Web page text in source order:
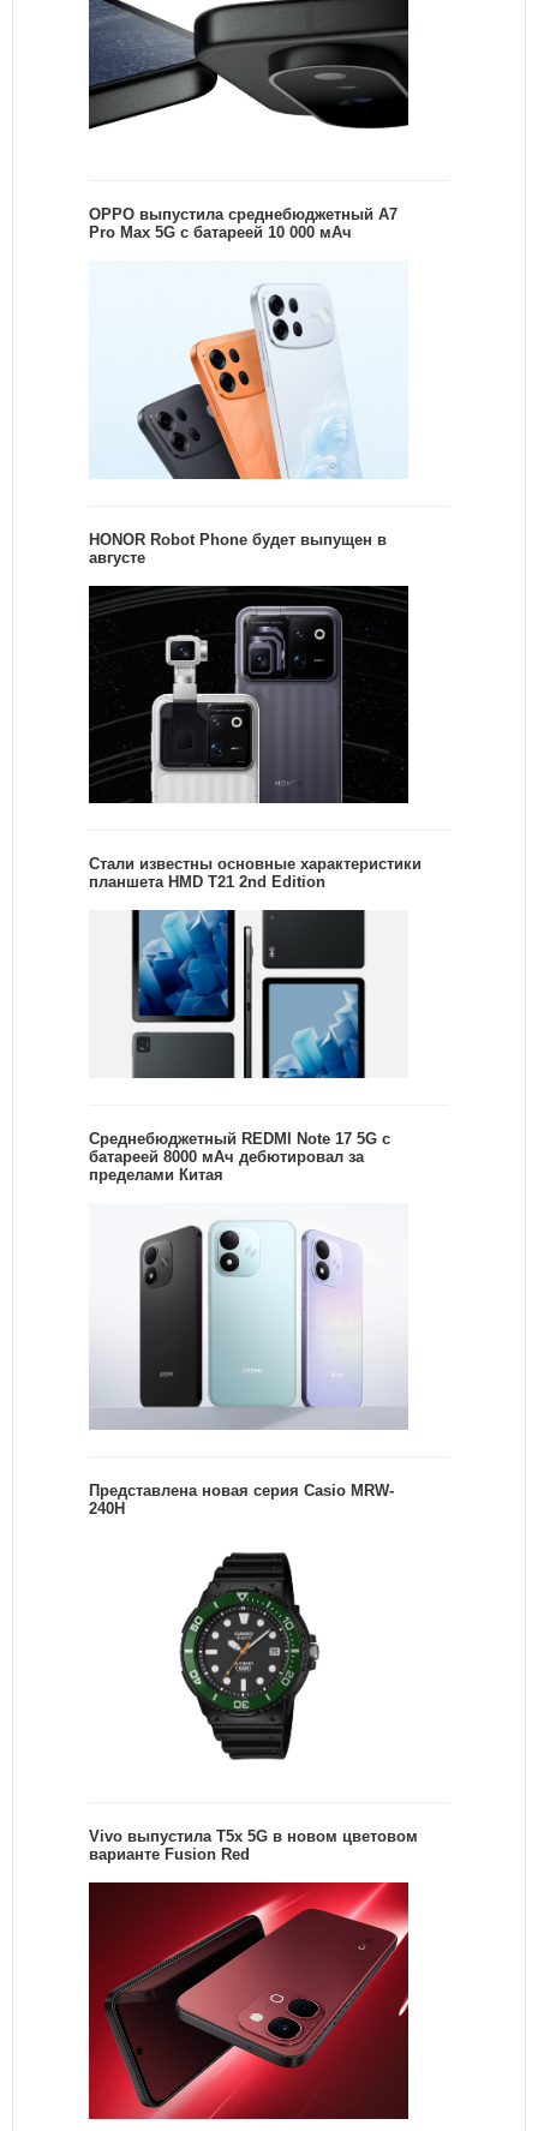
OPPO выпустила среднебюджетный A7
Pro Max 5G с батареей 10 000 мАч
HONOR Robot Phone будет выпущен в
августе
Стали известны основные характеристики
планшета HMD T21 2nd Edition
Среднебюджетный REDMI Note 17 5G с
батареей 8000 мАч дебютировал за
пределами Китая
Представлена новая серия Casio MRW-
240H
Vivo выпустила T5x 5G в новом цветовом
варианте Fusion Red